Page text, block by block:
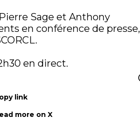
Sage et Anthony
en conférence de presse,
.
en direct.
link
more on X